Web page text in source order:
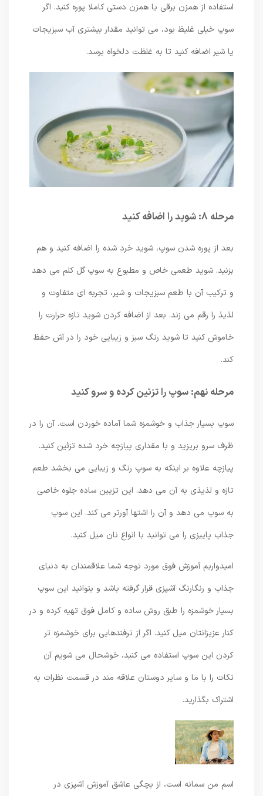
استفاده از همزن برقی یا همزن دستی کاملا پوره کنید. اگر
سوپ خیلی غلیظ بود، می توانید مقدار بیشتری آب سبزیجات
یا شیر اضافه کنید تا به غلظت دلخواه برسد.
مرحله 8: شوید را اضافه کنید
بعد از پوره شدن سوپ، شوید خرد شده را اضافه کنید و هم
بزنید. شوید طعمی خاص و مطبوع به سوپ گل کلم می دهد
و ترکیب آن با طعم سبزیجات و شیر، تجربه ای متفاوت و
لذیذ را رقم می زند. بعد از اضافه کردن شوید تازه حرارت را
خاموش کنید تا شوید رنگ سبز و زیبایی خود را در آش حفظ
مرحله نهم: سوپ را تزئین کرده و سرو کنید
سوپ بسیار جذاب و خوشمزه شما آماده خوردن است. آن را در
ظرف سرو بریزید و با مقداری پیازچه خرد شده تزئین کنید.
پیازچه علاوه بر اینکه به سوپ رنگ و زیبایی می بخشد طعم
تازه و لذیذی به آن می دهد. این تزیین ساده جلوه خاصی
به سوپ می دهد و آن را اشتها آورتر می کند. این سوپ
جذاب پاییزی را می توانید با انواع نان میل کنید.
امیدواریم آموزش فوق مورد توجه شما علاقمندان به دنیای
جذاب و رنگارنگ آشپزی قرار گرفته باشد و بتوانید این سوپ
بسیار خوشمزه را طبق روش ساده و کامل فوق تهیه کرده و در
کنار عزیزانتان میل کنید. اگر از ترفندهایی برای خوشمزه تر
کردن این سوپ استفاده می کنید، خوشحال می شویم آن
نکات را با ما و سایر دوستان علاقه مند در قسمت نظرات به
اشتراک بگذارید.
اسم من سمانه است، از بچگی عاشق آموزش آشپزی در